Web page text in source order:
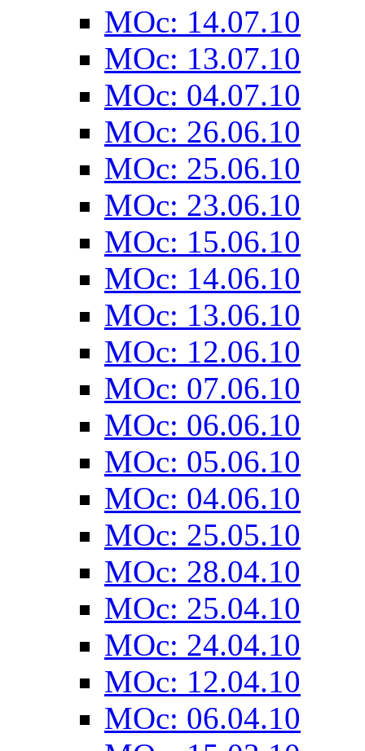
MOc: 14.07.10
MOc: 13.07.10
MOc: 04.07.10
MOc: 26.06.10
MOc: 25.06.10
MOc: 23.06.10
MOc: 15.06.10
MOc: 14.06.10
MOc: 13.06.10
MOc: 12.06.10
MOc: 07.06.10
MOc: 06.06.10
MOc: 05.06.10
MOc: 04.06.10
MOc: 25.05.10
MOc: 28.04.10
MOc: 25.04.10
MOc: 24.04.10
MOc: 12.04.10
MOc: 06.04.10